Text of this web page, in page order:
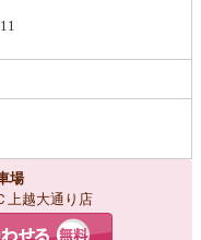
場
上越大通り店